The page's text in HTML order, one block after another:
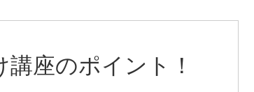
講座のポイント！